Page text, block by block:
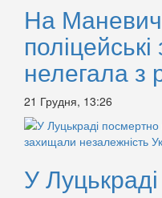
На
нелегала з
21 Грудня, 13:26
У